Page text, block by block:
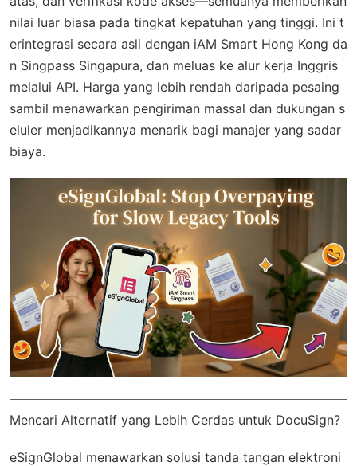
nilai luar biasa pada tingkat kepatuhan yang tinggi. Ini t
erintegrasi secara asli dengan iAM Smart Hong Kong da
n Singpass Singapura, dan meluas ke alur kerja Inggris
melalui API. Harga yang lebih rendah daripada pesaing
sambil menawarkan pengiriman massal dan dukungan s
eluler menjadikannya menarik bagi manajer yang sadar
biaya.
Mencari Alternatif yang Lebih Cerdas untuk DocuSign?
eSignGlobal menawarkan solusi tanda tangan elektroni